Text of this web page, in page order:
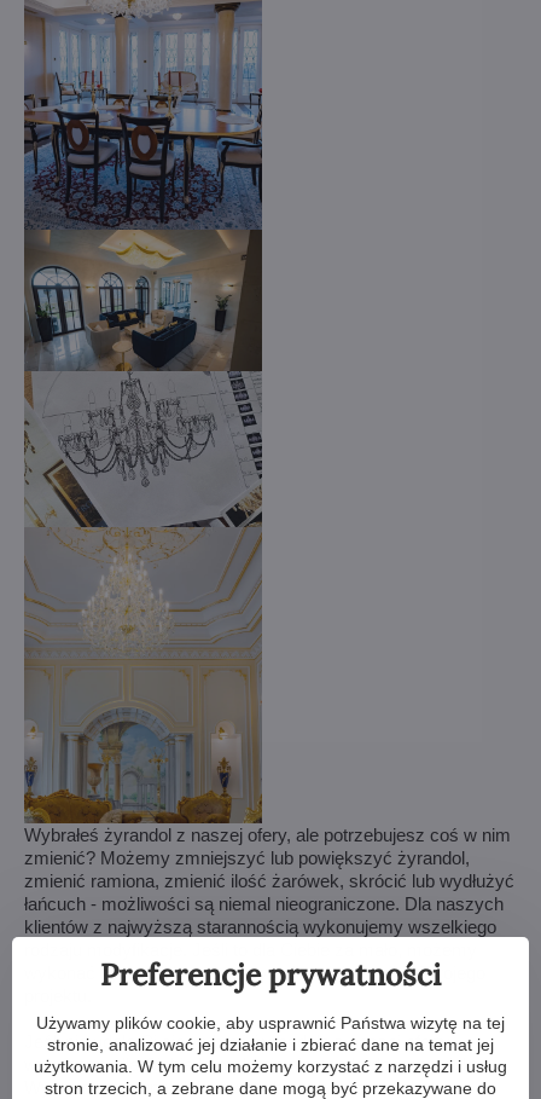
Wybrałeś żyrandol z naszej ofery, ale potrzebujesz coś w nim
zmienić? Możemy zmniejszyć lub powiększyć żyrandol,
zmienić ramiona, zmienić ilość żarówek, skrócić lub wydłużyć
łańcuch - możliwości są niemal nieograniczone. Dla naszych
klientów z najwyższą starannością wykonujemy wszelkiego
wykonać żyrandol kryształowy całkowicie według Twojego
Jeśli nie udało Ci się wybrać żyrandola z naszej oferty,
wykonamy dla Ciebie kompletnie niestandardowy produkt.
Wystarczy rysunek lub nawet obrazek/zdjęcie, jak
Preferencje prywatności
Używamy plików cookie, aby usprawnić Państwa wizytę na tej
stronie, analizować jej działanie i zbierać dane na temat jej
użytkowania. W tym celu możemy korzystać z narzędzi i usług
stron trzecich, a zebrane dane mogą być przekazywane do